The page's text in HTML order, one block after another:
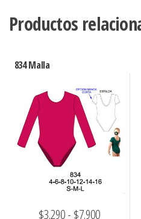
Productos
834 Malla
$3.290- $7.900Rango